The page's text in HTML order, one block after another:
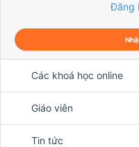
Đăng
Các khoá học online
Giáo viên
Tin tức